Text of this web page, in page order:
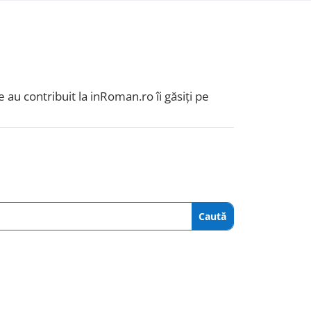
au contribuit la inRoman.ro îi găsiți pe